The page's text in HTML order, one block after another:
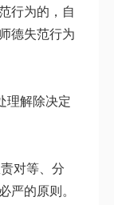
行为的，自
德失范行为
理解除决定
对等、分
严的原则。